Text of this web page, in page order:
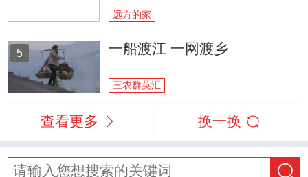
远方的家
5 一船渡江 一网渡乡
三农群英汇
查看更多 换一换